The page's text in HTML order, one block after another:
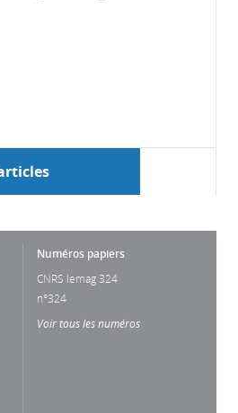
Numéros papiers
CNRS lemag 324
n°324
Voir tous les numéros